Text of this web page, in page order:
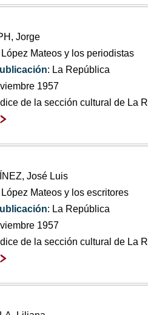
Jorge
Mateos y los periodistas
: La República
1957
de la sección cultural de La
José Luis
Mateos y los escritores
: La República
1957
de la sección cultural de La